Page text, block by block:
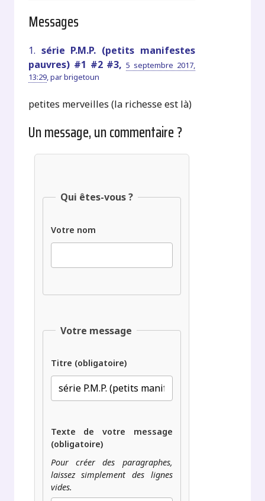
Messages
1. série P.M.P. (petits manifestes
pauvres) #1 #2 #3,5 septembre 2017,
13:29 ,parbrigetoun
petites merveilles (la richesse est là)
Un message, un commentaire ?
Qui êtes-vous ?
Votre nom
Votre message
Titre (obligatoire)
Texte de votre message
(obligatoire)
Pour créer des paragraphes,
laissez simplement des lignes
vides.